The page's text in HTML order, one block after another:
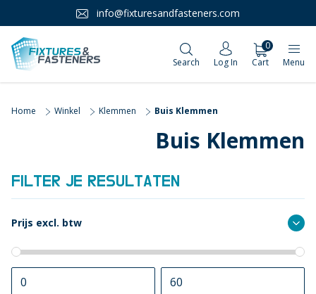
info@fixturesandfasteners.com
Search Log In
0
Cart
Menu
Home Winkel Klemmen Buis Klemmen
Buis Klemmen
FILTER JE RESULTATEN
Prijs excl. btw